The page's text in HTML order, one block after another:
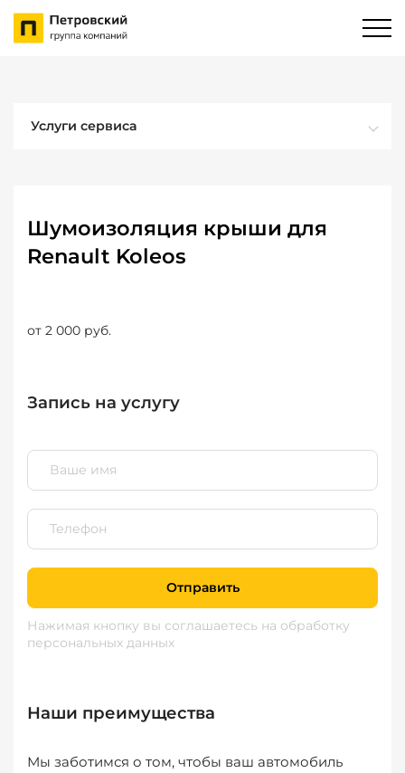
Услуги сервиса
Шумоизоляция крыши для
Renault Koleos
от 2 000 руб.
Запись на услугу
Отправить
Нажимая кнопку вы соглашаетесь на обработку
персональных данных
Наши преимущества
Мы заботимся о том, чтобы ваш автомобиль